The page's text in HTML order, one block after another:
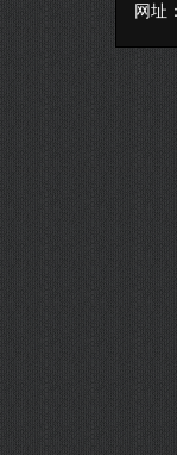
网址：